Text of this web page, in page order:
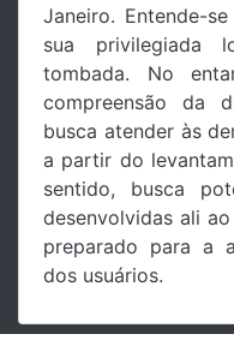
Janeiro. Entende-
sua privilegiada
tombada. No
compreensão da
busca atender às
a partir do
sentido, busca
desenvolvidas ali
preparado para a
dos usuários.